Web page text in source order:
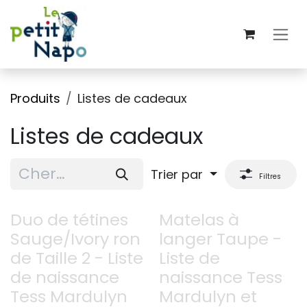
Se rendre au contenu
Produits Listes de cadeaux
Listes de cadeaux
Trier par Filtres
Duo de tétines
Sauge/Ivory ron
de Taille 2 - Liste
de naissance
Tess Mardulyn
Matelas à
langer Taupe -
Liste de
naissance Tess
Mardulyn et